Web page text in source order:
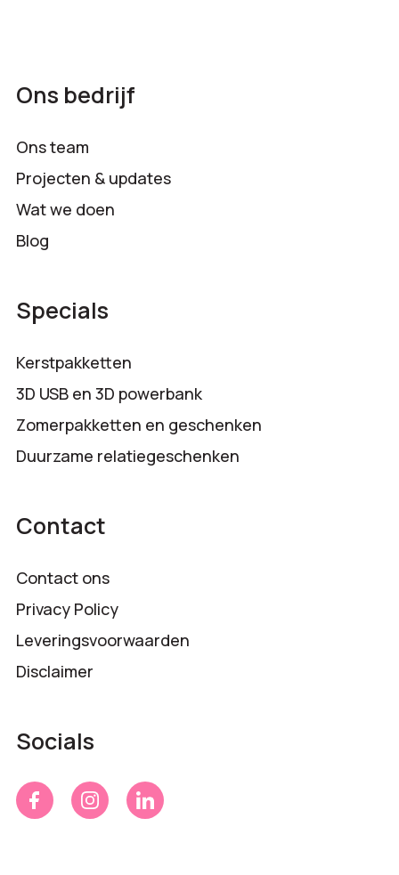
Ons bedrijf
Ons team
Projecten & updates
Wat we doen
Blog
Specials
Kerstpakketten
3D USB en 3D powerbank
Zomerpakketten en geschenken
Duurzame relatiegeschenken
Contact
Contact ons
Privacy Policy
Leveringsvoorwaarden
Disclaimer
Socials